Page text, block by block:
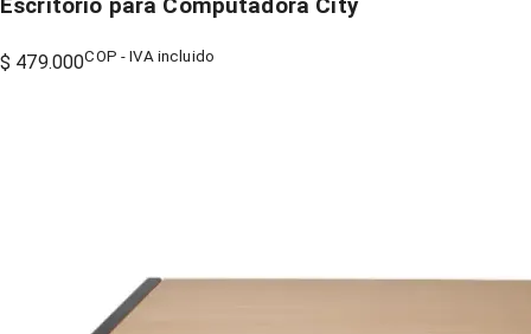
Escritorio para Computadora City
$ 479.000COP - IVA incluido